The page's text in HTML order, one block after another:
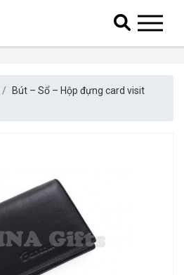
Bút – Sổ – Hộp đựng card visit